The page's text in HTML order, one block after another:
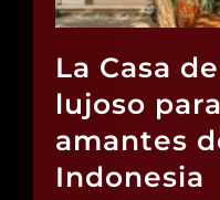
La Casa
lujoso
amantes
Indonesia